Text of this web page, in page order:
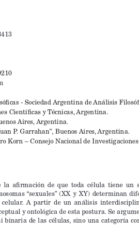
- Sociedad Argentina de Análisis
Científicas y Técnicas, Argentina.
Aires, Argentina
P. Garrahan”, Buenos Aires, Argentina.
Korn – Consejo Nacional de Investigaciones
afirmación  de  que  toda  célula  tiene  un
“sexuales”  (XX  y  XY)  determinan
A  partir  de  un  análisis
y ontológica de esta postura. Se
binaria de las células, sino una categoría